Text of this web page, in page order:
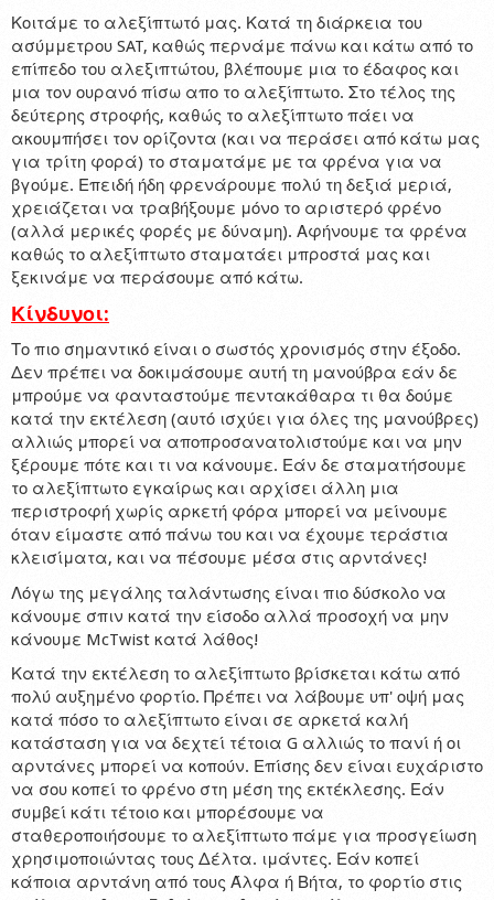
Κοιτάμε το αλεξίπτωτό μας. Κατά τη διάρκεια του
ασύμμετρου SAT, καθώς περνάμε πάνω και κάτω από το
επίπεδο του αλεξιπτώτου, βλέπουμε μια το έδαφος και
μια τον ουρανό πίσω απο το αλεξίπτωτο. Στο τέλος της
δεύτερης στροφής, καθώς το αλεξίπτωτο πάει να
ακουμπήσει τον ορίζοντα (και να περάσει από κάτω μας
για τρίτη φορά) το σταματάμε με τα φρένα για να
βγούμε. Επειδή ήδη φρενάρουμε πολύ τη δεξιά μεριά,
χρειάζεται να τραβήξουμε μόνο το αριστερό φρένο
(αλλά μερικές φορές με δύναμη). Αφήνουμε τα φρένα
καθώς το αλεξίπτωτο σταματάει μπροστά μας και
ξεκινάμε να περάσουμε από κάτω.
Κίνδυνοι:
Το πιο σημαντικό είναι ο σωστός χρονισμός στην έξοδο.
Δεν πρέπει να δοκιμάσουμε αυτή τη μανούβρα εάν δε
μπρούμε να φανταστούμε πεντακάθαρα τι θα δούμε
κατά την εκτέλεση (αυτό ισχύει για όλες της μανούβρες)
αλλιώς μπορεί να αποπροσανατολιστούμε και να μην
ξέρουμε πότε και τι να κάνουμε. Εάν δε σταματήσουμε
το αλεξίπτωτο εγκαίρως και αρχίσει άλλη μια
περιστροφή χωρίς αρκετή φόρα μπορεί να μείνουμε
όταν είμαστε από πάνω του και να έχουμε τεράστια
κλεισίματα, και να πέσουμε μέσα στις αρντάνες!
Λόγω της μεγάλης ταλάντωσης είναι πιο δύσκολο να
κάνουμε σπιν κατά την είσοδο αλλά προσοχή να μην
κάνουμε McTwist κατά λάθος!
Κατά την εκτέλεση το αλεξίπτωτο βρίσκεται κάτω από
πολύ αυξημένο φορτίο. Πρέπει να λάβουμε υπ' οψή μας
κατά πόσο το αλεξίπτωτο είναι σε αρκετά καλή
κατάσταση για να δεχτεί τέτοια G αλλιώς το πανί ή οι
αρντάνες μπορεί να κοπούν. Επίσης δεν είναι ευχάριστο
να σου κοπεί το φρένο στη μέση της εκτέκλεσης. Εάν
συμβεί κάτι τέτοιο και μπορέσουμε να
σταθεροποιήσουμε το αλεξίπτωτο πάμε για προσγείωση
χρησιμοποιώντας τους Δέλτα. ιμάντες. Εάν κοπεί
κάποια αρντάνη από τους Άλφα ή Βήτα, το φορτίο στις